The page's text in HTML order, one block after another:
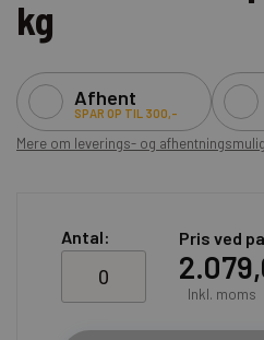
kg
Afhent
SPAR OP TIL 300,-
Mere om leverings- og
Antal: Pris ved
Inkl. moms